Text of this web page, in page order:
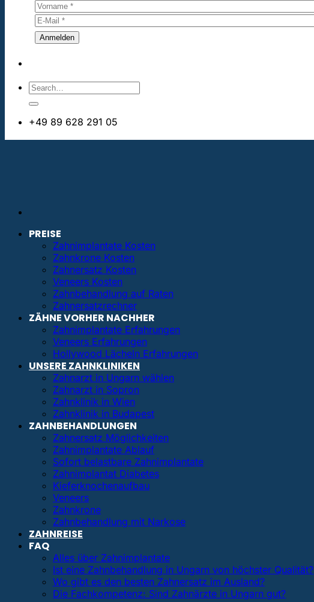
+49 89 628 291 05
PREISE
Zahnimplantate Kosten
Zahnkrone Kosten
Zahnersatz Kosten
Veneers Kosten
Zahnbehandlung auf Raten
Zahnersatzrechner
ZÄHNE VORHER NACHHER
Zahnimplantate Erfahrungen
Veneers Erfahrungen
Hollywood Lächeln Erfahrungen
UNSERE ZAHNKLINIKEN
Zahnarzt in Ungarn wählen
Zahnarzt in Sopron
Zahnklinik in Wien
Zahnklinik in Budapest
ZAHNBEHANDLUNGEN
Zahnersatz Möglichkeiten
Zahnimplantate Ablauf
Sofort belastbare Zahnimplantate
Zahnimplantat Diabetes
Kieferknochenaufbau
Veneers
Zahnkrone
Zahnbehandlung mit Narkose
ZAHNREISE
FAQ
Alles über Zahnimplantate
Ist eine Zahnbehandlung in Ungarn von höchster Qualität?
Wo gibt es den besten Zahnersatz im Ausland?
Die Fachkompetenz: Sind Zahnärzte in Ungarn gut?